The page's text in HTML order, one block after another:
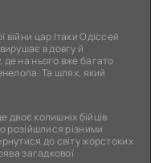
цар Ітаки Одіссей
в довгу й
на нього вже багато
Та шлях, який
двоє колишніх бійців
розійшлися різними
до світу жорстоких
загадкової